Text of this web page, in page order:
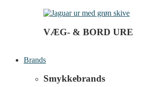
VÆG- & BORD URE
Brands
Smykkebrands